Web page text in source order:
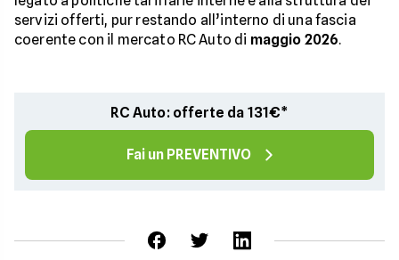
servizi offerti, pur restando all’interno di una fascia
coerente con il mercato RC Auto di maggio 2026.
RC Auto: offerte da 131€*
Fai un PREVENTIVO